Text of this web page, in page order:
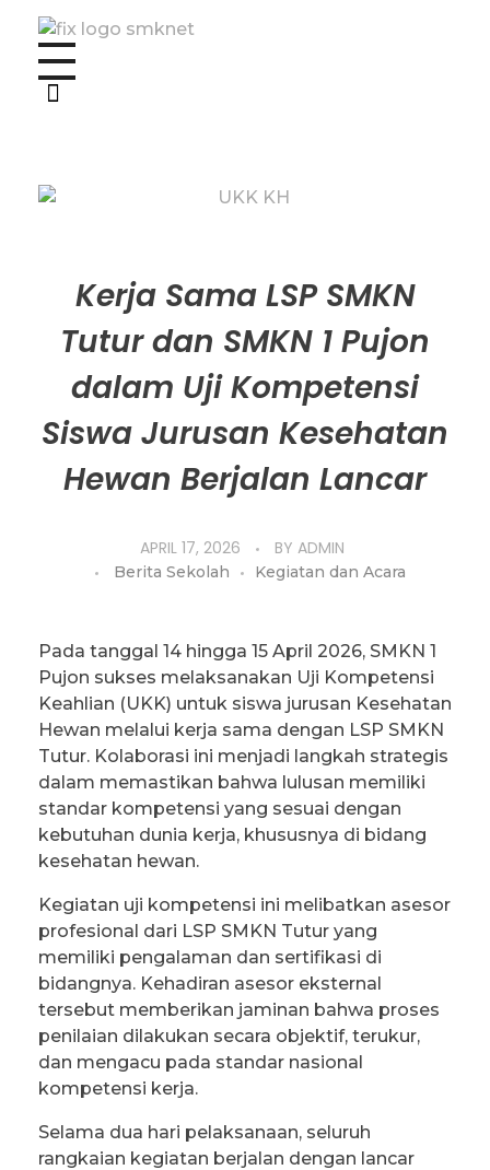
SMKN TUTUR
Disiplin & Produktif
Kerja Sama LSP SMKN
Tutur dan SMKN 1 Pujon
dalam Uji Kompetensi
Siswa Jurusan Kesehatan
Hewan Berjalan Lancar
APRIL 17, 2026 BY ADMIN
Berita Sekolah Kegiatan dan Acara
Pada tanggal 14 hingga 15 April 2026, SMKN 1
Pujon sukses melaksanakan Uji Kompetensi
Keahlian (UKK) untuk siswa jurusan Kesehatan
Hewan melalui kerja sama dengan LSP SMKN
Tutur. Kolaborasi ini menjadi langkah strategis
dalam memastikan bahwa lulusan memiliki
standar kompetensi yang sesuai dengan
kebutuhan dunia kerja, khususnya di bidang
kesehatan hewan.
Kegiatan uji kompetensi ini melibatkan asesor
profesional dari LSP SMKN Tutur yang
memiliki pengalaman dan sertifikasi di
bidangnya. Kehadiran asesor eksternal
tersebut memberikan jaminan bahwa proses
penilaian dilakukan secara objektif, terukur,
dan mengacu pada standar nasional
kompetensi kerja.
Selama dua hari pelaksanaan, seluruh
rangkaian kegiatan berjalan dengan lancar